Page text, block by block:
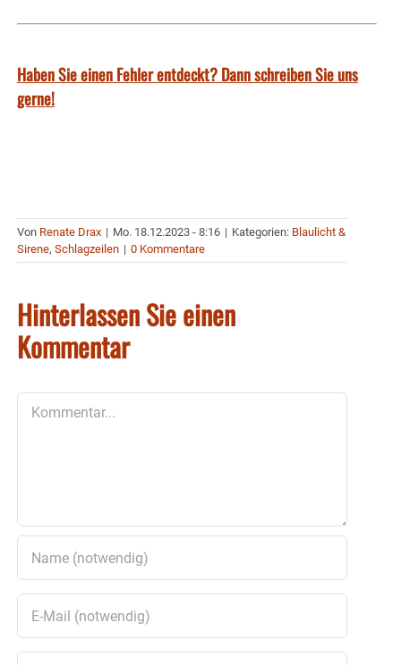
Haben Sie einen Fehler entdeckt? Dann schreiben Sie uns
gerne!
Von Renate Drax | Mo. 18.12.2023 - 8:16 | Kategorien: Blaulicht &
Sirene, Schlagzeilen | 0 Kommentare
Hinterlassen Sie einen
Kommentar